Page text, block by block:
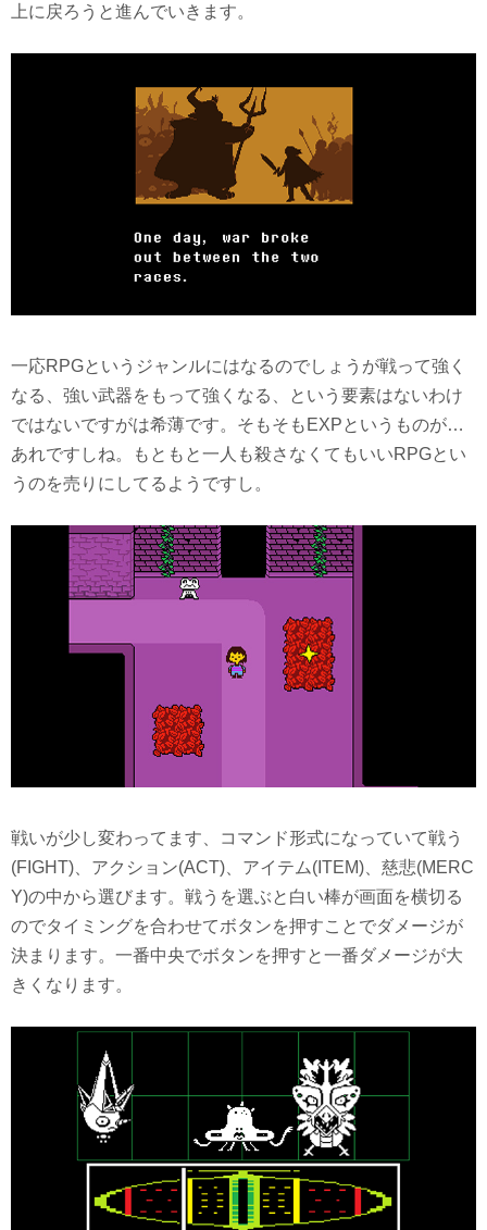
上に戻ろうと進んでいきます。
一応RPGというジャンルにはなるのでしょうが戦って強く
なる、強い武器をもって強くなる、という要素はないわけ
ではないですがは希薄です。そもそもEXPというものが…
あれですしね。もともと一人も殺さなくてもいいRPGとい
うのを売りにしてるようですし。
戦いが少し変わってます、コマンド形式になっていて戦う
(FIGHT)、アクション(ACT)、アイテム(ITEM)、慈悲(MERC
Y)の中から選びます。戦うを選ぶと白い棒が画面を横切る
のでタイミングを合わせてボタンを押すことでダメージが
決まります。一番中央でボタンを押すと一番ダメージが大
きくなります。